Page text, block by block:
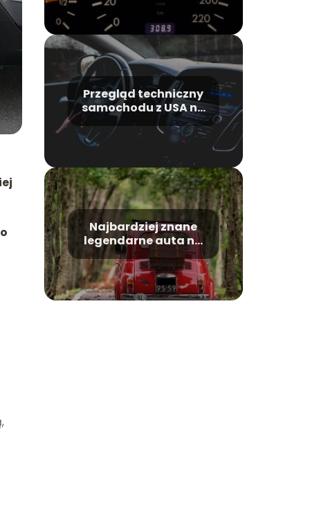
Przegląd techniczny
samochodu z USA na
stacji
diagnostycznej
Najbardziej znane
legendarne auta na
świecie